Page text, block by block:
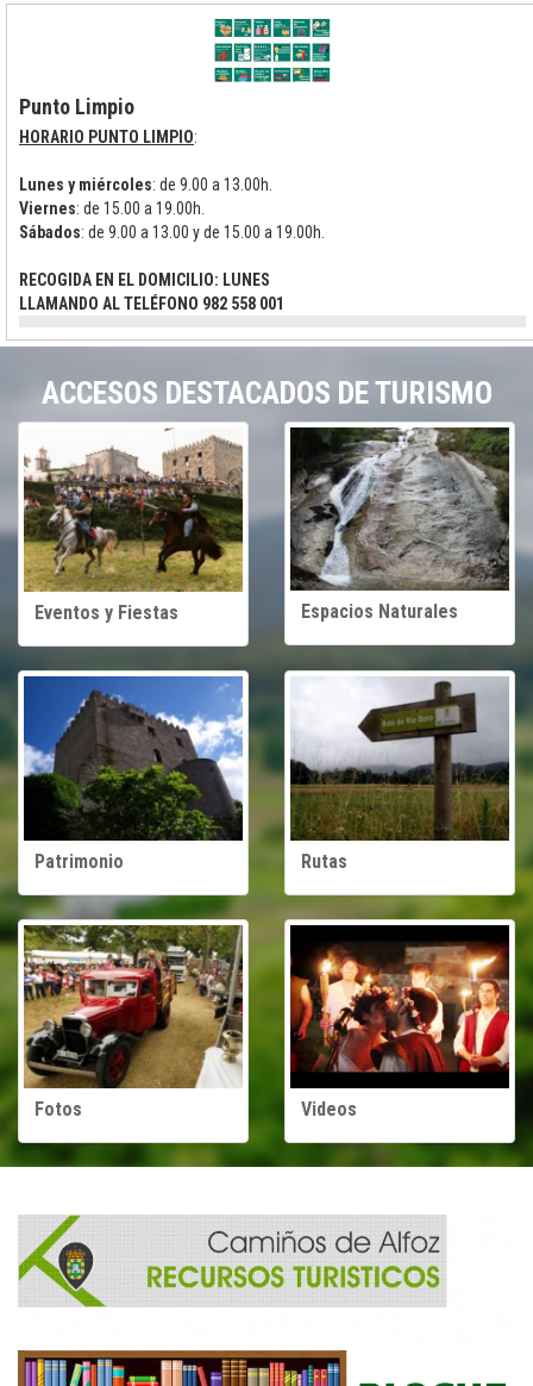
Punto Limpio
HORARIO PUNTO LIMPIO:
Lunes y miércoles: de 9.00 a 13.00h.
Viernes: de 15.00 a 19.00h.
Sábados: de 9.00 a 13.00 y de 15.00 a 19.00h.
RECOGIDA EN EL DOMICILIO: LUNES
LLAMANDO AL TELÉFONO 982 558 001
ACCESOS DESTACADOS DE TURISMO
Eventos y Fiestas Espacios Naturales
Patrimonio Rutas
Fotos Videos